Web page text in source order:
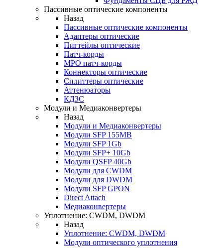
Пассивные оптические компоненты
Назад
Пассивные оптические компоненты
Адаптеры оптические
Пигтейлы оптические
Патч-корды
MPO патч-корды
Коннекторы оптические
Сплиттеры оптические
Аттенюаторы
КДЗС
Модули и Медиаконвертеры
Назад
Модули и Медиаконвертеры
Модули SFP 155MB
Модули SFP 1Gb
Модули SFP+ 10Gb
Модули QSFP 40Gb
Модули для CWDM
Модули для DWDM
Модули SFP GPON
Direct Attach
Медиаконвертеры
Уплотнение: CWDM, DWDM
Назад
Уплотнение: CWDM, DWDM
Модули оптического уплотнения